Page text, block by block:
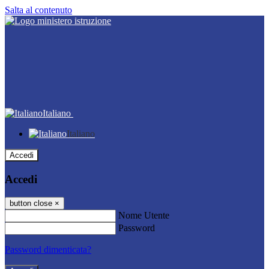
Salta al contenuto
Italiano
Italiano
Accedi
Accedi
button close ×
Nome Utente
Password
Password dimenticata?